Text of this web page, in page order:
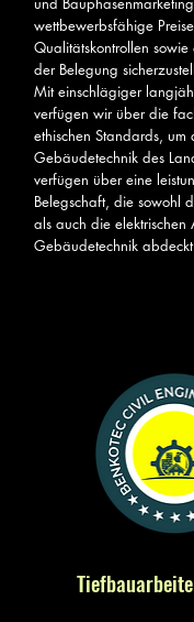
wettbewerbsfähige
Qualitätskontrollen
der Belegung
Mit einschlägiger
verfügen wir über die
ethischen Standards, um
Gebäudetechnik des
verfügen über eine
Belegschaft, die sowohl
als auch die elektrischen
Gebäudetechnik